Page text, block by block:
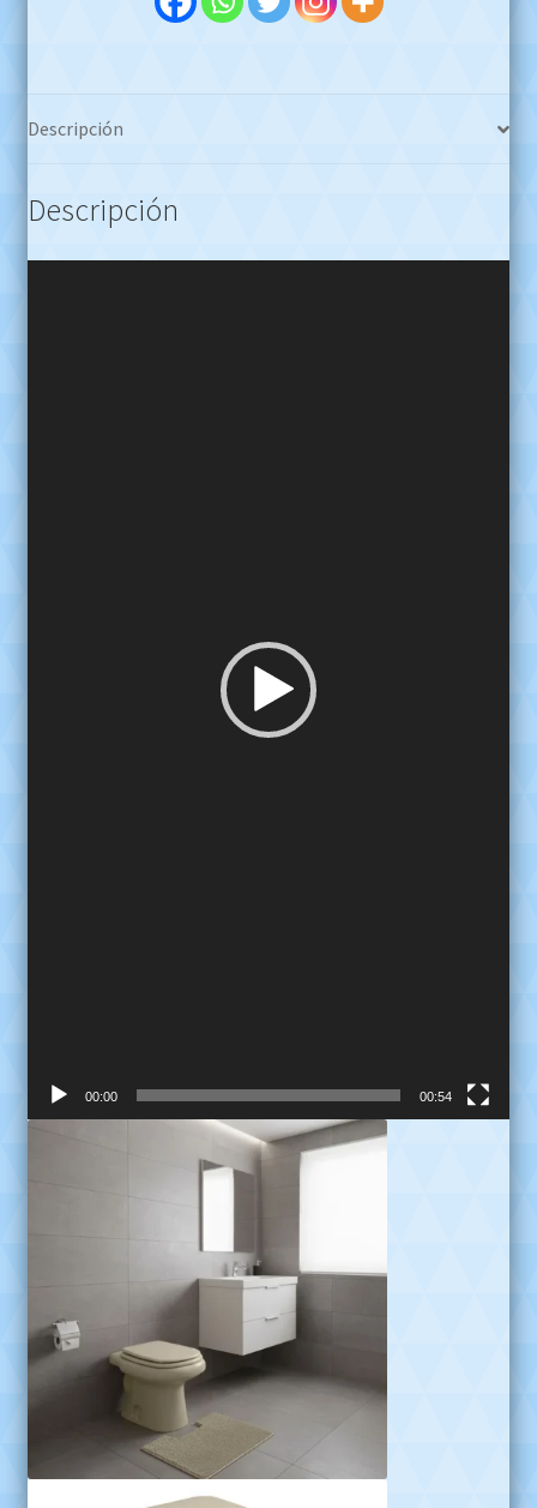
Descripción
Descripción
00:00 00:54